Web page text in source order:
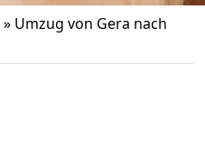
» Umzug von Gera nach